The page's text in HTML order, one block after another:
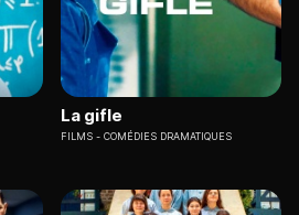
La gifle
FILMS COMÉDIES DRAMATIQUES